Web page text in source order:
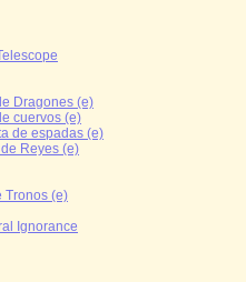
Dragones (e)
cuervos (e)
de espadas (e)
Reyes (e)
Tronos (e)
Ignorance